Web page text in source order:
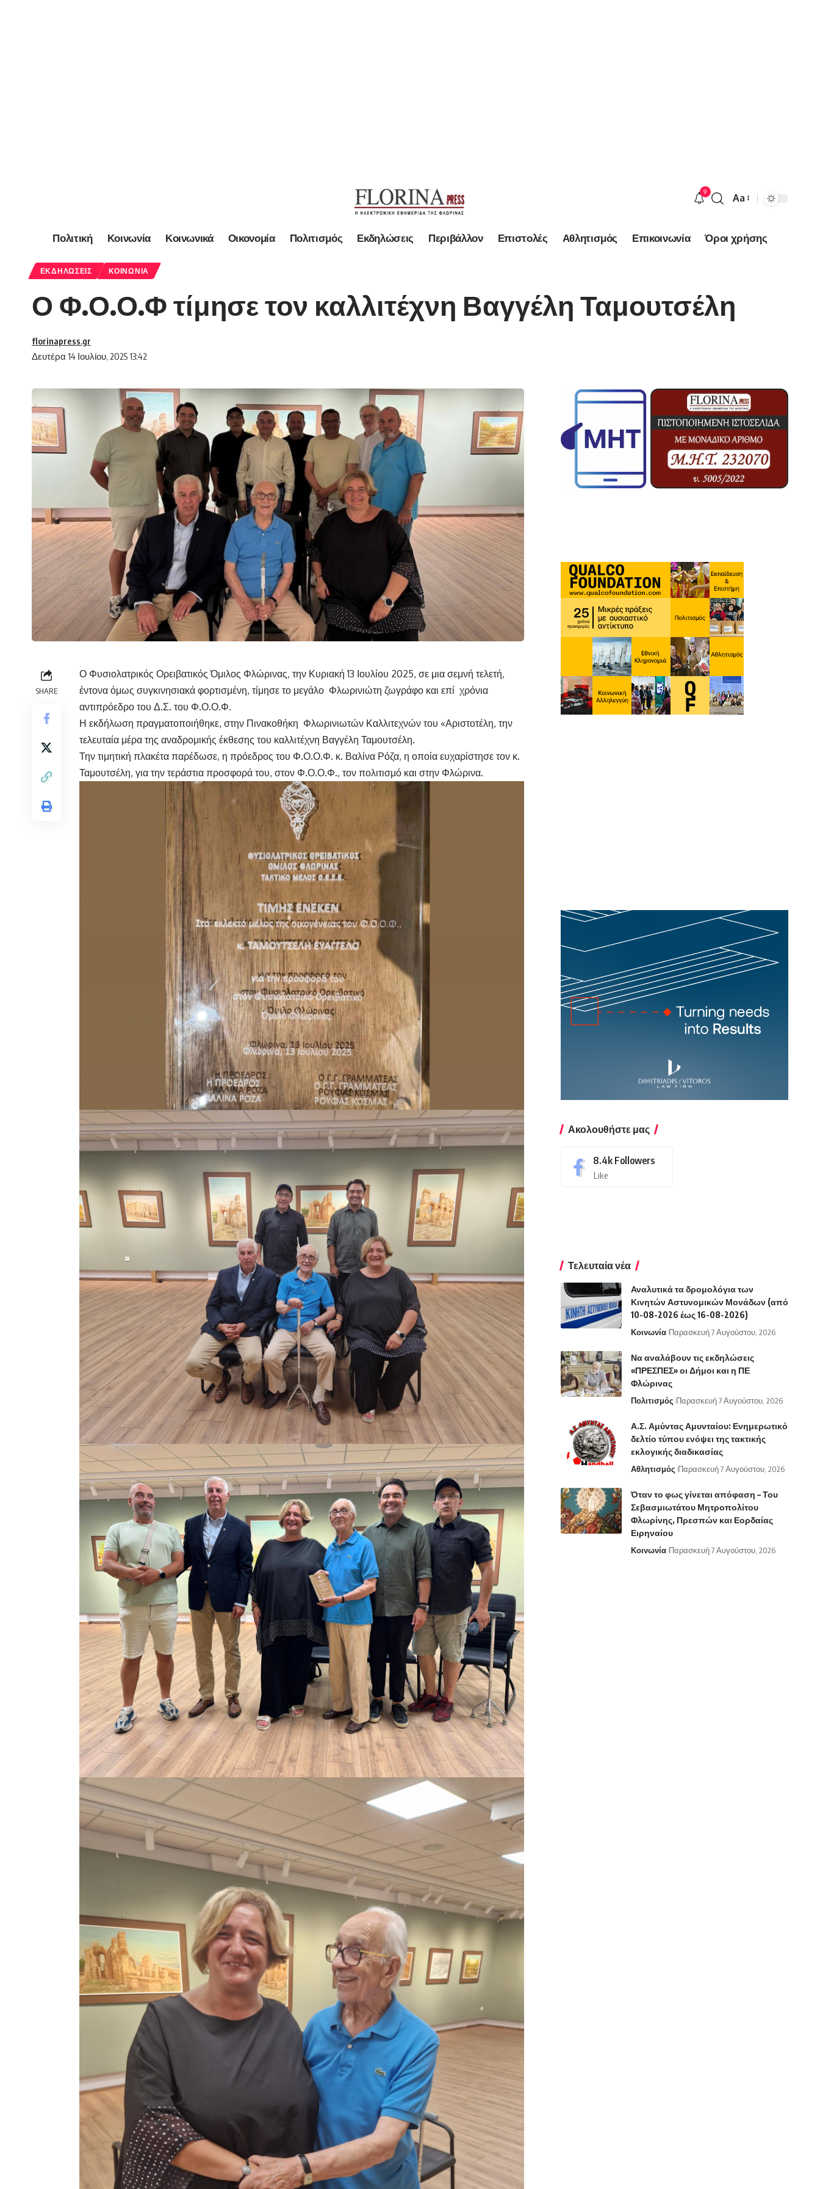
9
Font
Aa
Πολιτική Κοινωνία Κοινωνικά Οικονομία Πολιτισμός Εκδηλώσεις Περιβάλλον Επιστολές Αθλητισμός Επικοινωνία Όροι χρήσης
ΕΚΔΗΛΏΣΕΙΣ ΚΟΙΝΩΝΊΑ
Ο Φ.Ο.Ο.Φ τίμησε τον καλλιτέχνη Βαγγέλη Ταμουτσέλη
Δευτέρα 14 Ιουλίου, 2025 13:42
florinapress.gr
SHARE
Ο Φυσιολατρικός Ορειβατικός Όμιλος Φλώρινας, την Κυριακή 13 Ιουλίου 2025, σε μια σεμνή τελετή,
έντονα όμως συγκινησιακά φορτισμένη, τίμησε το μεγάλο Φλωρινιώτη ζωγράφο και επί χρόνια
αντιπρόεδρο του Δ.Σ. του Φ.Ο.Ο.Φ.
Η εκδήλωση πραγματοποιήθηκε, στην Πινακοθήκη Φλωρινιωτών Καλλιτεχνών του «Αριστοτέλη, την
τελευταία μέρα της αναδρομικής έκθεσης του καλλιτέχνη Βαγγέλη Ταμουτσέλη.
Την τιμητική πλακέτα παρέδωσε, η πρόεδρος του Φ.Ο.Ο.Φ. κ. Βαλίνα Ρόζα, η οποία ευχαρίστησε τον κ.
Ταμουτσέλη, για την τεράστια προσφορά του, στον Φ.Ο.Ο.Φ., τον πολιτισμό και στην Φλώρινα.
Ακολουθήστε μας
8.4k Followers
Like
Τελευταία νέα
Αναλυτικά τα δρομολόγια των
Κινητών Αστυνομικών Μονάδων (από
10-08-2026 έως 16-08-2026)
Κοινωνία Παρασκευή 7 Αυγούστου, 2026
Να αναλάβουν τις εκδηλώσεις
«ΠΡΕΣΠΕΣ» οι Δήμοι και η ΠΕ
Φλώρινας
Πολιτισμός Παρασκευή 7 Αυγούστου, 2026
Α.Σ. Αμύντας Αμυνταίου: Ενημερωτικό
δελτίο τύπου ενόψει της τακτικής
εκλογικής διαδικασίας
Αθλητισμός Παρασκευή 7 Αυγούστου, 2026
Όταν το φως γίνεται απόφαση – Του
Σεβασμιωτάτου Μητροπολίτου
Φλωρίνης, Πρεσπών και Εορδαίας
Ειρηναίου
Κοινωνία Παρασκευή 7 Αυγούστου, 2026